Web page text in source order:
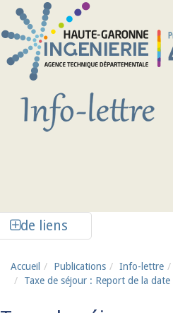
Aller au contenu principal
de liens
Accueil Publications Info-lettre
Taxe de séjour : Report de la